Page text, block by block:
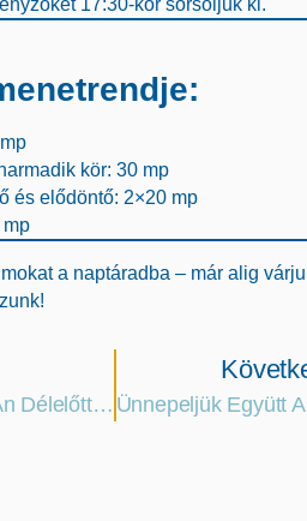
17:30-korsorsoljuk ki.
kör: 30 mp
és elődöntő: 2×20 mp
a naptáradba – már alig
Január 30-Án Délelőtt Változik A Nyitvatartásunk